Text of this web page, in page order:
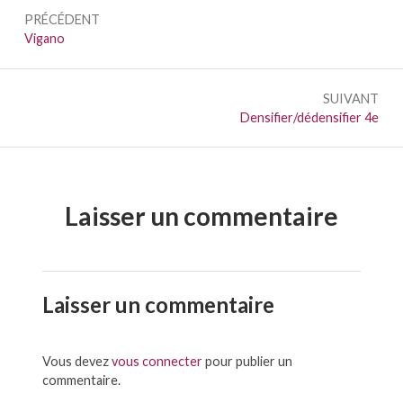
de
l’article
PRÉCÉDENT
Précédent :
Vigano
SUIVANT
Suivant :
Densifier/dédensifier 4e
Laisser un commentaire
Laisser un commentaire
Vous devezvous connecterpour publier un
commentaire.